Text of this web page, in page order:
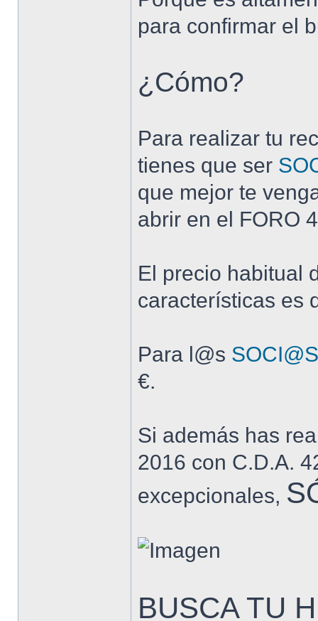
para confirmar el
¿Cómo?
Para realizar tu
tienes que ser
que mejor te
abrir en el FORO
El precio habitual
características es
Para l@s
€.
Si además has
2016 con C.D.A.
excepcionales,
BUSCA TU